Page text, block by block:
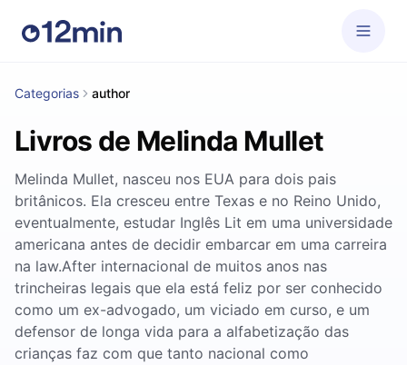
Categorias author
Livros de Melinda Mullet
Melinda Mullet, nasceu nos EUA para dois pais
britânicos. Ela cresceu entre Texas e no Reino Unido,
eventualmente, estudar Inglês Lit em uma universidade
americana antes de decidir embarcar em uma carreira
na law.After internacional de muitos anos nas
trincheiras legais que ela está feliz por ser conhecido
como um ex-advogado, um viciado em curso, e um
defensor de longa vida para a alfabetização das
crianças faz com que tanto nacional como